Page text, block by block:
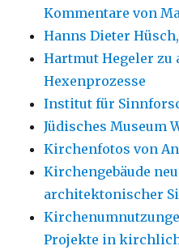
Kommentare von
Hanns Dieter
Hartmut Hegeler zu
Hexenprozesse
Institut für
Jüdisches Museum
Kirchenfotos von
Kirchengebäude
architektonischer
Projekte in